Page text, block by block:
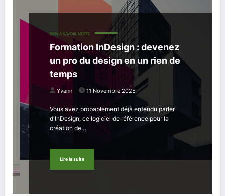
BON À SAVOIR MODE
Formation InDesign : devenez
un pro du design en un rien de
temps
Yvann 11 Novembre 2025
Vous avez probablement déjà entendu parler
d'InDesign, ce logiciel de référence pour la
création de…
Lire la suite